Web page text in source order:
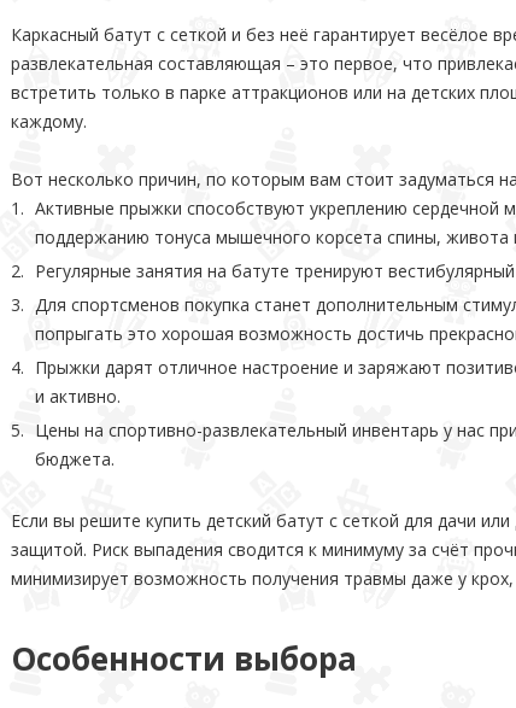
Каркасный батут с сеткой и без неё гарантирует весёлое
развлекательная составляющая – это первое, что
встретить только в парке аттракционов или на детских
каждому.
Вот несколько причин, по которым вам стоит задуматься
Активные прыжки способствуют укреплению сердечной
поддержанию тонуса мышечного корсета спины, живота
Регулярные занятия на батуте тренируют
Для спортсменов покупка станет дополнительным
попрыгать это хорошая возможность достичь
Прыжки дарят отличное настроение и заряжают
и активно.
Цены на спортивно-развлекательный инвентарь у нас
бюджета.
Если вы решите купить детский батут с сеткой для дачи
защитой. Риск выпадения сводится к минимуму за счёт
минимизирует возможность получения травмы даже у
Особенности выбора